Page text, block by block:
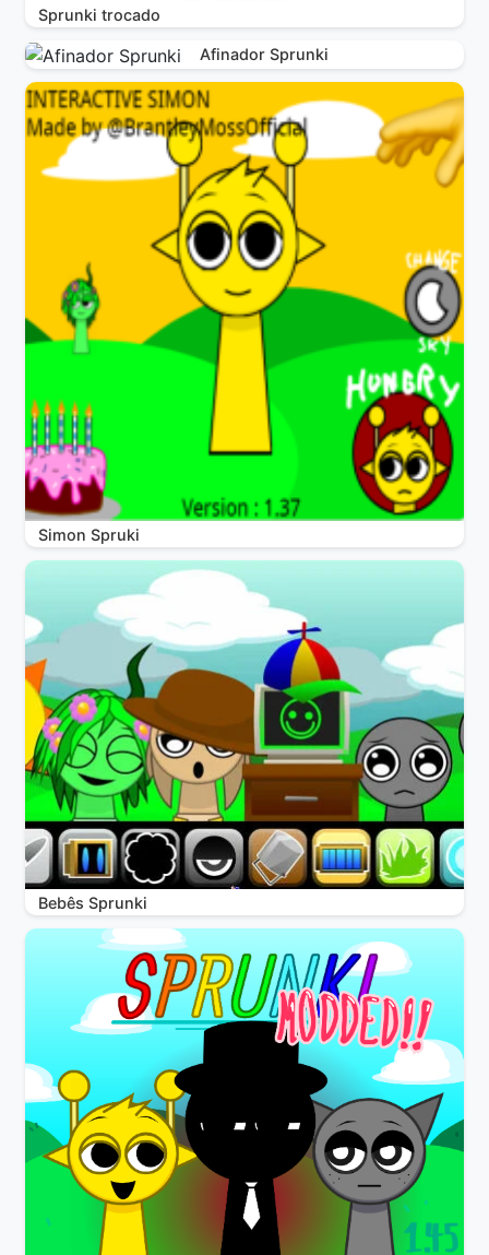
Sprunki trocado
Afinador Sprunki
Simon Spruki
Bebês Sprunki